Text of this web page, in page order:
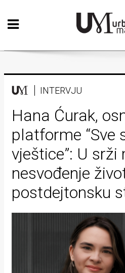
Početna
Vizualne
Teatar
Književnost
Muzika
Film
Intervju
Kolumne
Kultura
INTERVJU
Hana Ćurak,
platforme “Sve
vještice”: U srži
nesvođenje
postdejtonsku